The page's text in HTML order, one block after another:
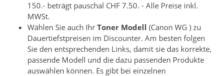
150.- beträgt pauschal CHF 7.50. - Alle Preise inkl.
MWSt.
Wählen Sie auch Ihr Toner Modell (Canon WG ) zu
Dauertiefstpreisen im Discounter. Am besten folgen
Sie den entsprechenden Links, damit sie das korrekte,
passende Modell und die dazu passenden Produkte
auswählen können. Es gibt bei einzelnen